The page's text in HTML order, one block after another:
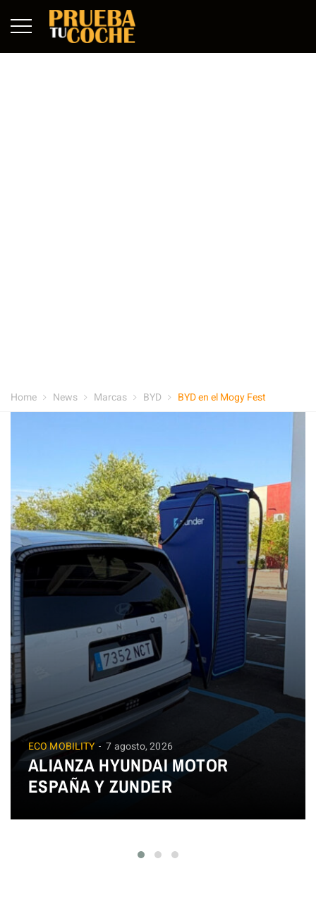
Home News Marcas BYD BYD en el Mogy Fest
ECO MOBILITY 7 agosto, 2026
ALIANZA HYUNDAI MOTOR
ESPAÑA Y ZUNDER